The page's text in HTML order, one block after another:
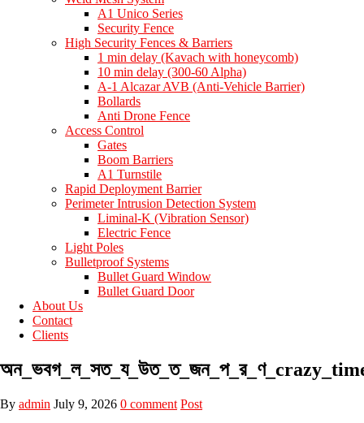
A1 Unico Series
Security Fence
High Security Fences & Barriers
1 min delay (Kavach with honeycomb)
10 min delay (300-60 Alpha)
A-1 Alcazar AVB (Anti-Vehicle Barrier)
Bollards
Anti Drone Fence
Access Control
Gates
Boom Barriers
A1 Turnstile
Rapid Deployment Barrier
Perimeter Intrusion Detection System
Liminal-K (Vibration Sensor)
Electric Fence
Light Poles
Bulletproof Systems
Bullet Guard Window
Bullet Guard Door
About Us
Contact
Clients
By admin July 9, 2026 0 comment Post